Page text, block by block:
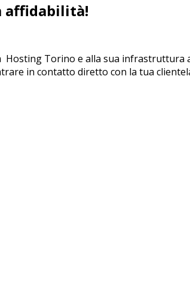
affidabilità!
Torino e alla sua infrastruttura
in contatto diretto con la tua